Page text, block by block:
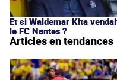
Et si Waldemar Kita
le FC Nantes ?
Articles en tendances